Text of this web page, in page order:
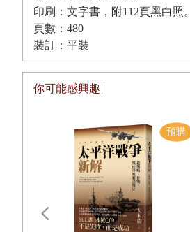
9.
依賴
10. 容易出意外
11.
痛苦
12.麻木
13.疏離
第三部・選擇
成本攤銷
沒有罪犯的犯罪
蛇頭的恐懼
印刷：文字書，附112頁黑白照。
頁數：480
裝訂：平裝
你可能感興趣 |